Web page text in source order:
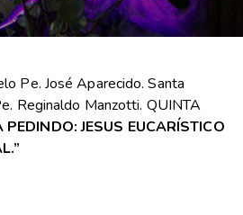
Pe. José Aparecido. Santa
Reginaldo Manzotti. QUINTA
PEDINDO: JESUS EUCARÍSTICO